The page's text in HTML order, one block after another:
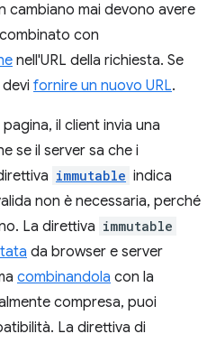
cambiano mai devono avere
con
nell'URL della richiesta. Se
fornire un nuovo URL.
il client invia una
se il server sa che i
immutable indica
non è necessaria, perché
La direttiva immutable
da browser e server
combinandola con la
compresa, puoi
La direttiva di